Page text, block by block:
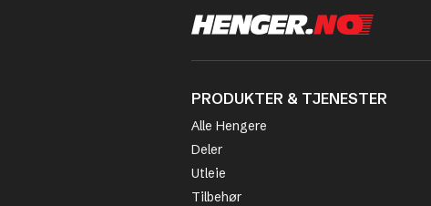
PRODUKTER & TJENESTER
Alle Hengere
Deler
Utleie
Tilbehør